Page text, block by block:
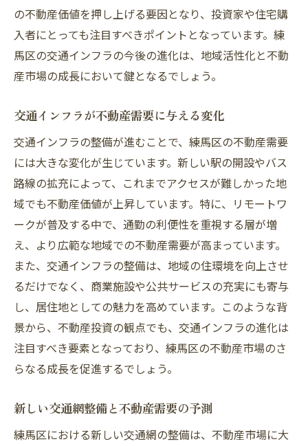
の不動産価値を押し上げる要因となり、投資家や住宅購
入者にとっても注目すべきポイントとなっています。練
馬区の交通インフラの今後の進化は、地域活性化と不動
産市場の成長において鍵となるでしょう。
交通インフラが不動産需要に与える変化
交通インフラの整備が進むことで、練馬区の不動産需要
には大きな変化が生じています。新しい駅の開設やバス
路線の拡充によって、これまでアクセスが難しかった地
域でも不動産価値が上昇しています。特に、リモートワ
ークが普及する中で、通勤の利便性を重視する層が増
え、より広範な地域での不動産需要が高まっています。
また、交通インフラの整備は、地域の住環境を向上させ
るだけでなく、商業施設や公共サービスの充実にも寄与
し、居住地としての魅力を高めています。このような背
景から、不動産投資の観点でも、交通インフラの進化は
注目すべき要素となっており、練馬区の不動産市場のさ
らなる成長を促進するでしょう。
新しい交通網整備と不動産需要の予測
練馬区における新しい交通網の整備は、不動産市場に大